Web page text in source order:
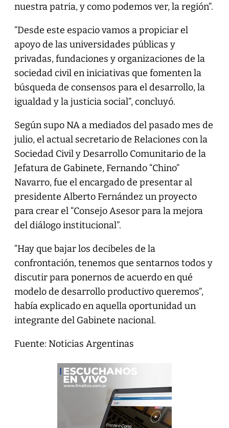
nuestra patria, y como podemos ver, la región”.
“Desde este espacio vamos a propiciar el
apoyo de las universidades públicas y
privadas, fundaciones y organizaciones de la
sociedad civil en iniciativas que fomenten la
búsqueda de consensos para el desarrollo, la
igualdad y la justicia social”, concluyó.
Según supo NA a mediados del pasado mes de
julio, el actual secretario de Relaciones con la
Sociedad Civil y Desarrollo Comunitario de la
Jefatura de Gabinete, Fernando “Chino”
Navarro, fue el encargado de presentar al
presidente Alberto Fernández un proyecto
para crear el “Consejo Asesor para la mejora
del diálogo institucional”.
“Hay que bajar los decibeles de la
confrontación, tenemos que sentarnos todos y
discutir para ponernos de acuerdo en qué
modelo de desarrollo productivo queremos”,
había explicado en aquella oportunidad un
integrante del Gabinete nacional.
Fuente: Noticias Argentinas